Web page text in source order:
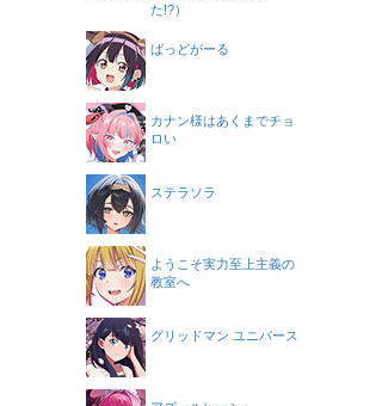
た!?）
ばっどがーる
カナン様はあくまでチョ
ロい
ステラソラ
ようこそ実力至上主義の
教室へ
グリッドマン ユニバース